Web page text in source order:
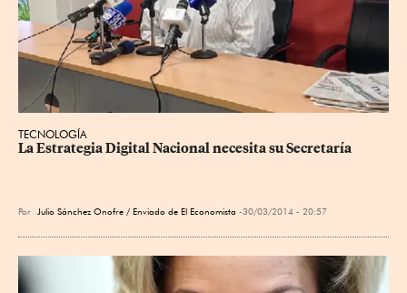
TECNOLOGÍA
La Estrategia Digital Nacional necesita su Secretaría
Por Julio Sánchez Onofre / Enviado de El Economista 30/03/2014 - 20:57